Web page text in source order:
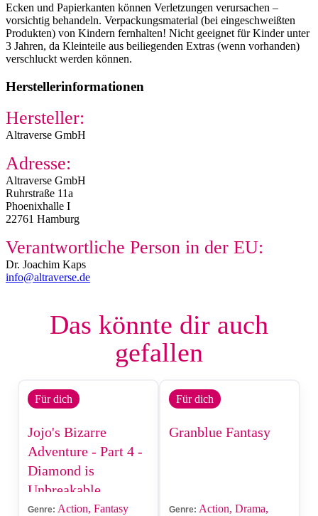
Ecken und Papierkanten können Verletzungen verursachen –
vorsichtig behandeln. Verpackungsmaterial (bei eingeschweißten
Produkten) von Kindern fernhalten! Nicht geeignet für Kinder unter
3 Jahren, da Kleinteile aus beiliegenden Extras (wenn vorhanden)
verschluckt werden können.
Herstellerinformationen
Hersteller:
Altraverse GmbH
Adresse:
Altraverse GmbH
Ruhrstraße 11a
Phoenixhalle I
22761 Hamburg
Verantwortliche Person in der EU:
Dr. Joachim Kaps
info@altraverse.de
Das könnte dir auch
gefallen
Für dich
Jojo's Bizarre
Adventure - Part 4 -
Diamond is
Unbreakable
Genre: Action, Fantasy
Für dich
Granblue Fantasy
Genre: Action, Drama,